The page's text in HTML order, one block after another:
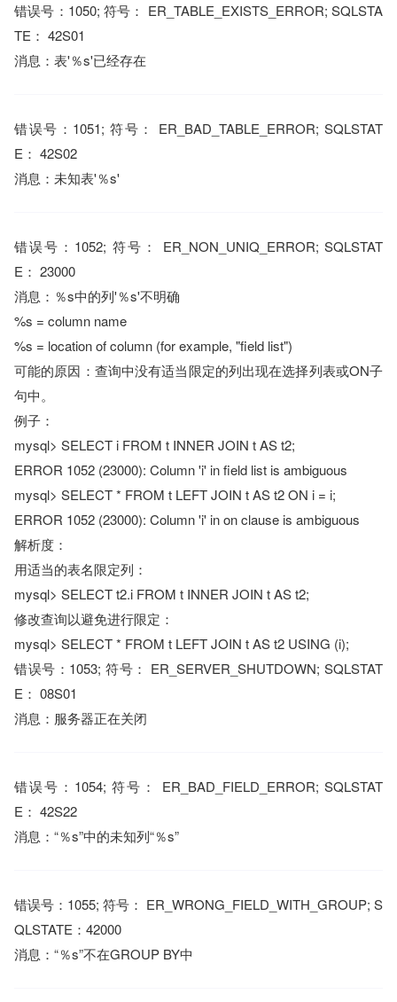
错误号：1050; 符号： ER_TABLE_EXISTS_ERROR; SQLSTA
TE： 42S01
消息：表'％s'已经存在
错误号：1051; 符号： ER_BAD_TABLE_ERROR; SQLSTAT
E： 42S02
消息：未知表'％s'
错误号：1052; 符号： ER_NON_UNIQ_ERROR; SQLSTAT
E： 23000
消息：％s中的列'％s'不明确
%s = column name
%s = location of column (for example, "field list")
可能的原因：查询中没有适当限定的列出现在选择列表或ON子
句中。
例子：
mysql> SELECT i FROM t INNER JOIN t AS t2;
ERROR 1052 (23000): Column 'i' in field list is ambiguous
mysql> SELECT * FROM t LEFT JOIN t AS t2 ON i = i;
ERROR 1052 (23000): Column 'i' in on clause is ambiguous
解析度：
用适当的表名限定列：
mysql> SELECT t2.i FROM t INNER JOIN t AS t2;
修改查询以避免进行限定：
mysql> SELECT * FROM t LEFT JOIN t AS t2 USING (i);
错误号：1053; 符号： ER_SERVER_SHUTDOWN; SQLSTAT
E： 08S01
消息：服务器正在关闭
错误号：1054; 符号： ER_BAD_FIELD_ERROR; SQLSTAT
E： 42S22
消息：“％s”中的未知列“％s”
错误号：1055; 符号： ER_WRONG_FIELD_WITH_GROUP; S
QLSTATE：42000
消息：“％s”不在GROUP BY中